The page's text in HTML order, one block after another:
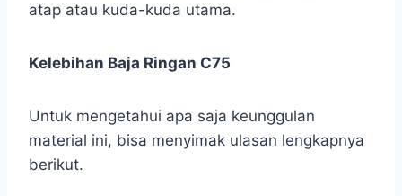
atap atau kuda-kuda utama.
Kelebihan Baja Ringan C75
Untuk mengetahui apa saja keunggulan
material ini, bisa menyimak ulasan lengkapnya
berikut.